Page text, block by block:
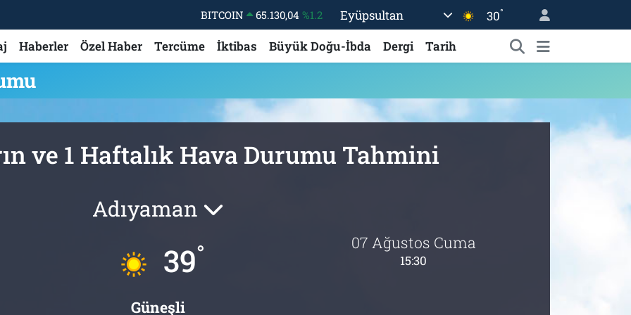
BITCOIN 65.130,04 %1.2
DOLAR
47,7106
%0.17
EURO
55,1652 %0.27
GRAM ALTIN
6618.49
Eyüpsultan 30°
Haberler Özel Haber Tercüme İktibas Büyük Doğu-İbda Dergi Tarih
ve 1 Haftalık Hava Durumu Tahmini
Adıyaman
39°
Güneşli
07 Ağustos Cuma
15:30